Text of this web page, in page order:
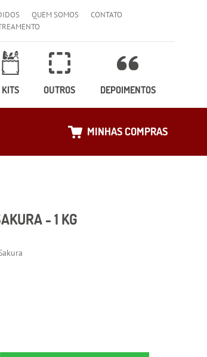
QUEM SOMOS
CONTATO
KITS OUTROS DEPOIMENTOS
MINHAS COMPRAS
- 1 KG